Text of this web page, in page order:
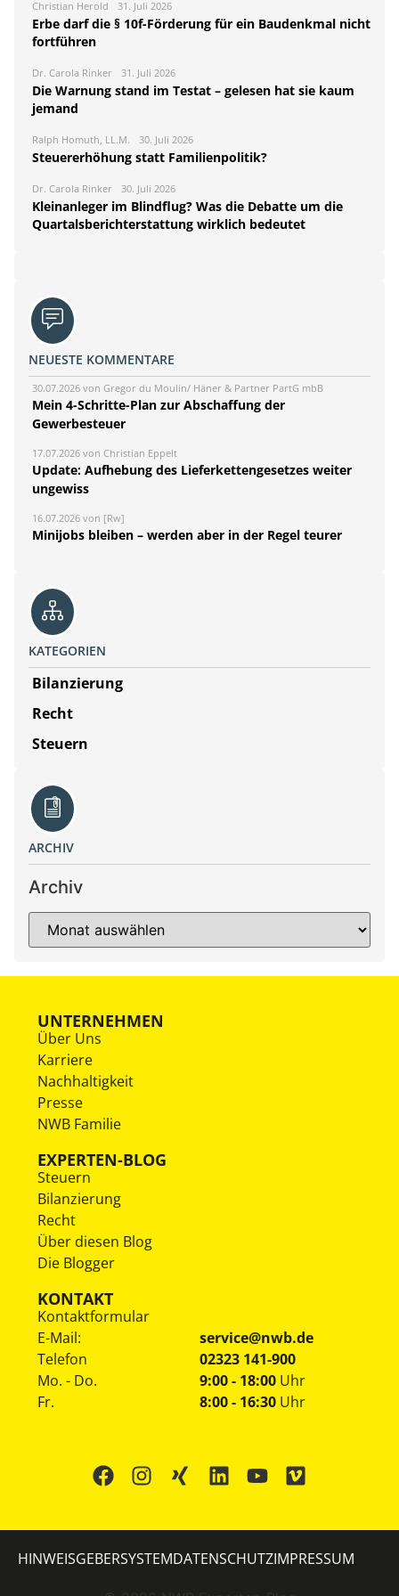
Christian Herold 31. Juli 2026
Erbe darf die § 10f-Förderung für ein Baudenkmal nicht
fortführen
Dr. Carola Rinker 31. Juli 2026
Die Warnung stand im Testat – gelesen hat sie kaum
jemand
Ralph Homuth, LL.M. 30. Juli 2026
Steuererhöhung statt Familienpolitik?
Dr. Carola Rinker 30. Juli 2026
Kleinanleger im Blindflug? Was die Debatte um die
Quartalsberichterstattung wirklich bedeutet
NEUESTE KOMMENTARE
30.07.2026 von Gregor du Moulin/ Häner & Partner PartG mbB
Mein 4-Schritte-Plan zur Abschaffung der
Gewerbesteuer
17.07.2026 von Christian Eppelt
Update: Aufhebung des Lieferkettengesetzes weiter
ungewiss
16.07.2026 von [Rw]
Minijobs bleiben – werden aber in der Regel teurer
KATEGORIEN
Bilanzierung
Recht
Steuern
ARCHIV
Archiv
UNTERNEHMEN
Über Uns
Karriere
Nachhaltigkeit
Presse
NWB Familie
EXPERTEN-BLOG
Steuern
Bilanzierung
Recht
Über diesen Blog
Die Blogger
KONTAKT
Kontaktformular
E-Mail:
service@nwb.de
Telefon
02323 141-900
Mo. - Do.
Fr.
9:00 - 18:00 Uhr
8:00 - 16:30 Uhr
HINWEISGEBERSYSTEMDATENSCHUTZIMPRESSUM